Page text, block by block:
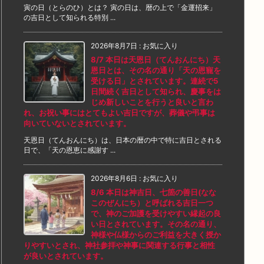
寅の日（とらのひ）とは？ 寅の日は、暦の上で「金運招来」
の吉日として知られる特別 ...
2026年8月7日 : お気に入り
8/7 本日は天恩日（てんおんにち）天
恩日とは、その名の通り「天の恩寵を
受ける日」とされています。連続で5
日間続く吉日として知られ、慶事をは
じめ新しいことを行うと良いと言わ
れ、お祝い事にはとてもよい吉日ですが、葬儀や弔事は
向いていないとされています。
天恩日（てんおんにち）は、日本の暦の中で特に吉日とされる
日で、「天の恩恵に感謝す ...
2026年8月6日 : お気に入り
8/6 本日は神吉日、七箇の善日(なな
このぜんにち）と呼ばれる吉日一つ
で、神のご加護を受けやすい縁起の良
い日とされています。その名の通り、
神様や仏様からのご利益を大きく授か
りやすいとされ、神社参拝や神事に関連する行事と相性
が良いとされています。